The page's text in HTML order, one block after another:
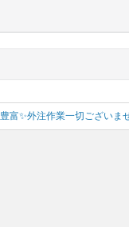
富✨外注作業一切ございま